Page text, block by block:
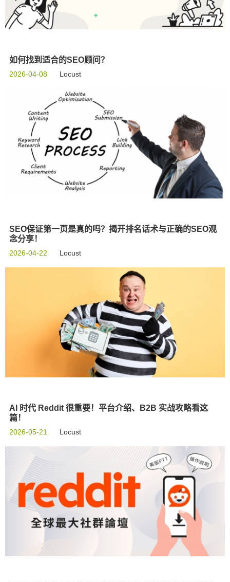
如何找到适合的SEO顾问？
2026-04-08 Locust
SEO保证第一页是真的吗？揭开排名话术与正确的SEO观
念分享！
2026-04-22 Locust
AI 时代 Reddit 很重要！平台介绍、B2B 实战攻略看这
篇！
2026-05-21 Locust